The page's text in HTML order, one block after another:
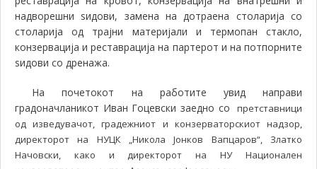
надворешни ѕидови, замена на дотраена столарија со
столарија од трајни материјали и термопан стакло,
конзервација и реставрација на партерот и на потпорните
ѕидови со дренажа.
На почетокот на работите увид направи
градоначланикот Иван Гоцевски заедно со
претставници
од изведувачот, градежниот и конзерваторскиот надзор,
директорот на НУЦК „Никола Јонков Вапцаров“, Златко
Начовски, како и директорот на НУ Национален